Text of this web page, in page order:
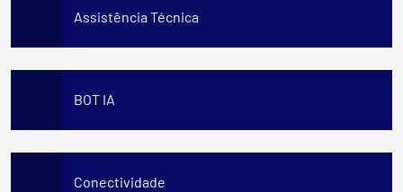
Assistência Técnica
BOT IA
Conectividade